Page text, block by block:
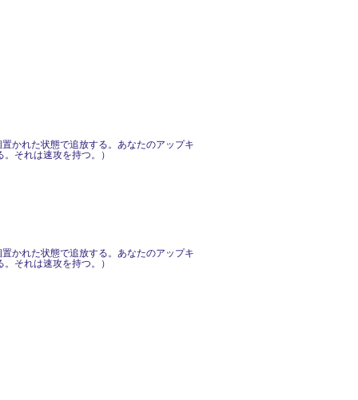
かれた状態で追放する。あなたのアップキ
それは速攻を持つ。）
かれた状態で追放する。あなたのアップキ
それは速攻を持つ。）